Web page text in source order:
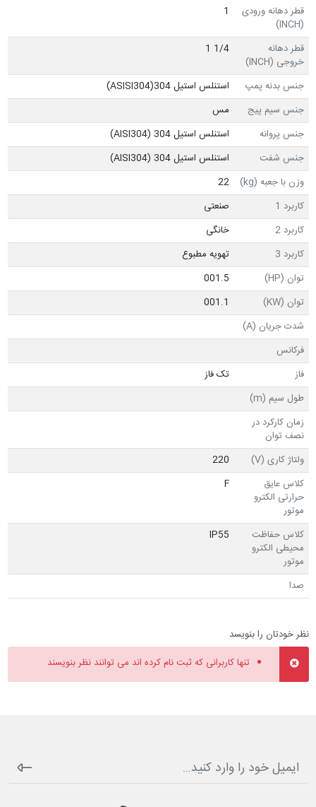
قطر دهانه ورودی
(INCH)
1
قطر دهانه
خروجی (INCH)
1/4 1
جنس بدنه پمپ
استنلس استیل ASISI304)304)
جنس سیم پیج
مس
جنس پروانه
استنلس استیل 304 (AISI304)
جنس شفت
استنلس استیل 304 (AISI304)
وزن با جعبه (kg)
22
کاربرد 1
صنعتی
کاربرد 2
خانگی
کاربرد 3
تهویه مطبوع
توان (HP)
001.5
توان (KW)
001.1
شدت جریان (A)
فرکانس
فاز
تک فاز
طول سیم (m)
زمان کارکرد در
نصف توان
ولتاژ کاری (V)
220
کلاس عایق
حرارتی الکترو
موتور
F
کلاس حفاظت
محیطی الکترو
موتور
IP55
صدا
نظر خودتان را بنویسد
تنها کاربرانی که ثبت نام کرده اند می توانند نظر بنویسند